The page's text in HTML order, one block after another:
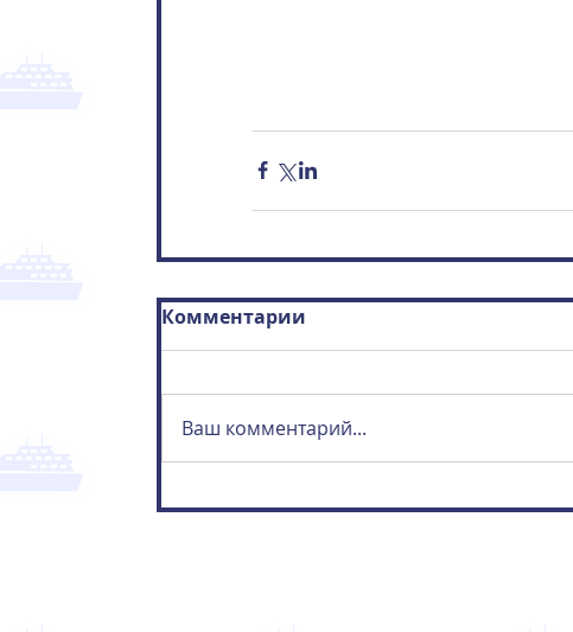
Комментарии
Ваш комментарий...